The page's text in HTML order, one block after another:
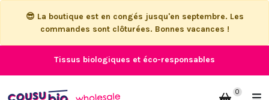
😎 La boutique est en congés jusqu'en septembre. Les
commandes sont clôturées. Bonnes vacances !
Tissus biologiques et éco-responsables
0